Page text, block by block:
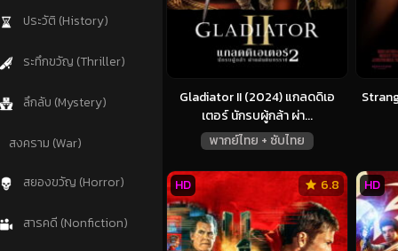
ประวัติ (History)
ระทึกขวัญ (Thriller)
ลึกลับ (Mystery)
สงคราม (War)
สยองขวัญ (Horror)
สารคดี (Nonfiction)
Gladiator II (2024) แกลดดิเอ
เตอร์ นักรบผู้กล้า ผ่า...
พากย์ไทย + ซับไทย
6.8
HD HD